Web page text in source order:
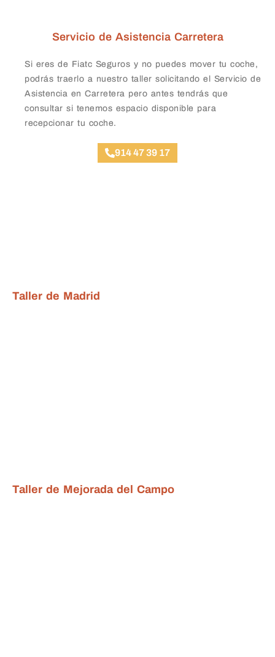
Servicio de Asistencia Carretera
Si eres de Fiatc Seguros y no puedes mover tu coche,
podrás traerlo a nuestro taller solicitando el Servicio de
Asistencia en Carretera pero antes tendrás que
consultar si tenemos espacio disponible para
recepcionar tu coche.
914 47 39 17
Taller de Madrid
Taller de Mejorada del Campo